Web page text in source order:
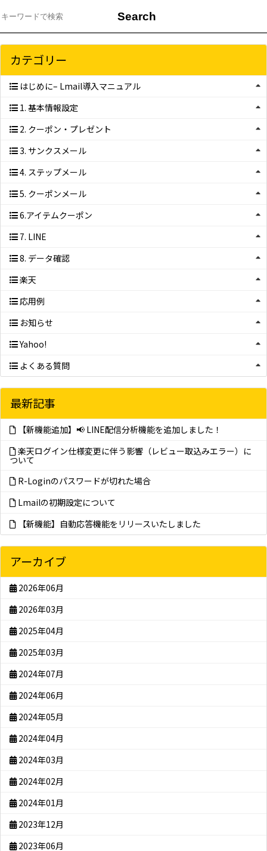
カテゴリー
はじめに– Lmail導入マニュアル
1. 基本情報設定
2. クーポン・プレゼント
3. サンクスメール
4. ステップメール
5. クーポンメール
6.アイテムクーポン
7. LINE
8. データ確認
楽天
応用例
お知らせ
Yahoo!
よくある質問
最新記事
【新機能追加】📢 LINE配信分析機能を追加しました！
楽天ログイン仕様変更に伴う影響（レビュー取込みエラー）に
ついて
R-Loginのパスワードが切れた場合
Lmailの初期設定について
【新機能】自動応答機能をリリースいたしました
アーカイブ
2026年06月
2026年03月
2025年04月
2025年03月
2024年07月
2024年06月
2024年05月
2024年04月
2024年03月
2024年02月
2024年01月
2023年12月
2023年06月